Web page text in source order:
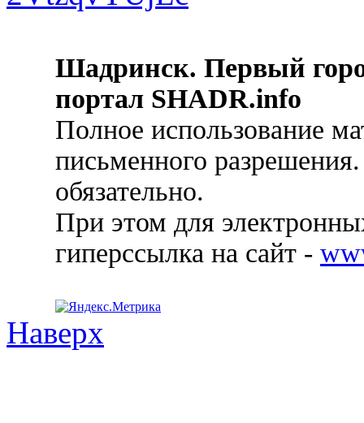
Шадринск. Первый
портал SHADR.info
Полное использование
письменного
обязательно.
При этом для
гиперссылка на сайт -
Наверх